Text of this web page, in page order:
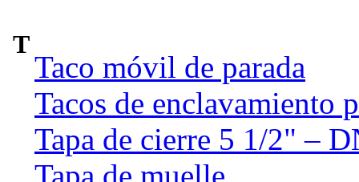
T
Taco móvil de parada
Tacos de enclavamiento
Tapa de cierre 5 1/2" –
Tapa de muelle